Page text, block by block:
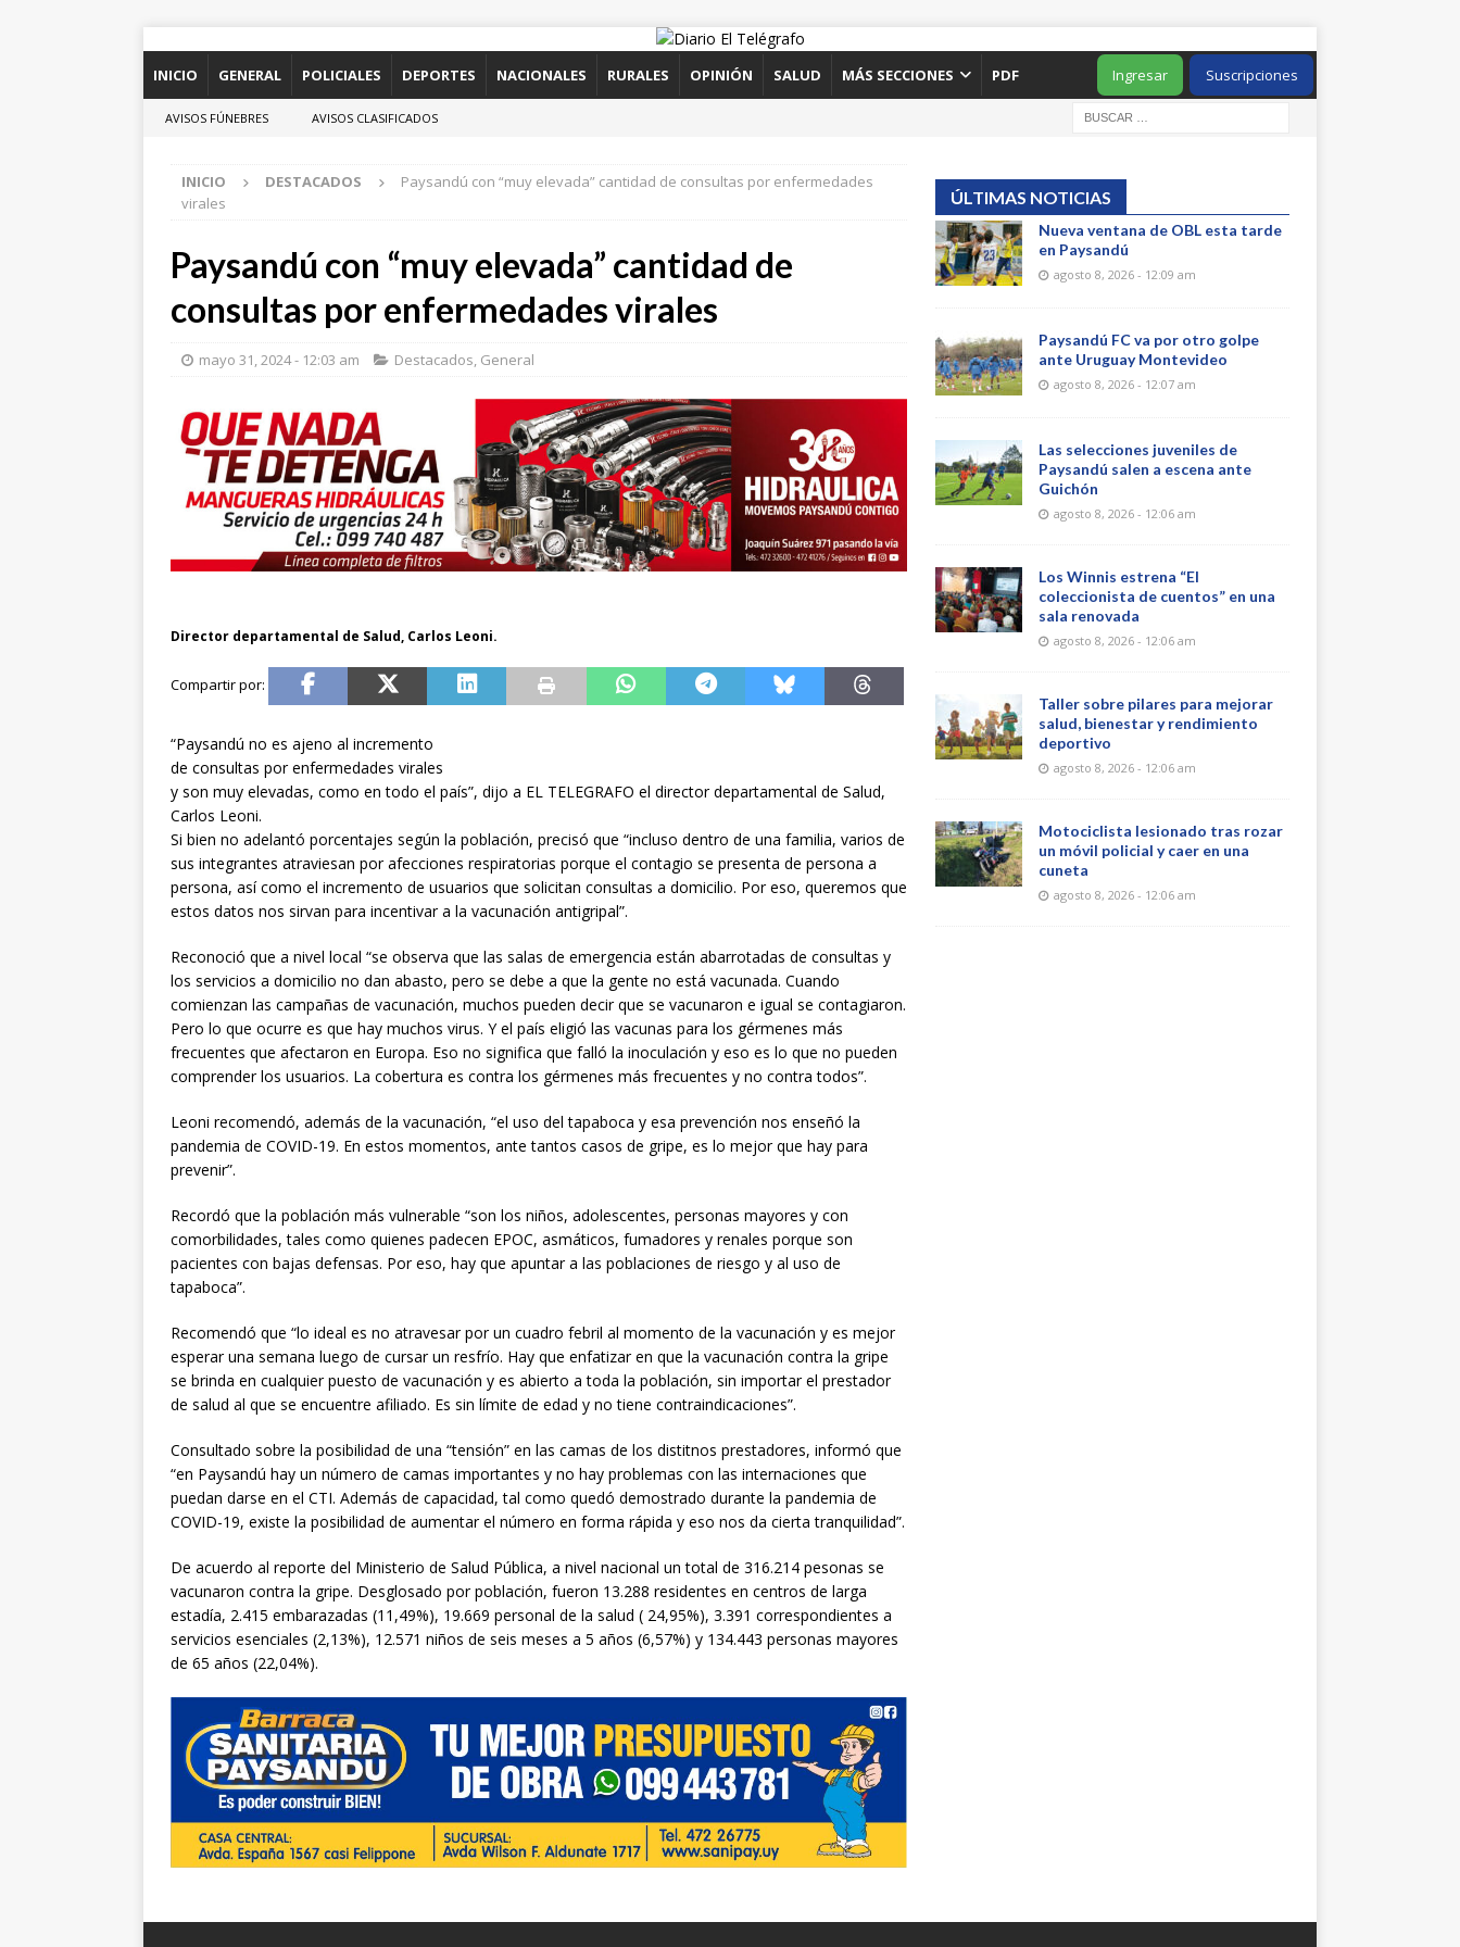
INICIO GENERAL POLICIALES DEPORTES NACIONALES RURALES OPINIÓN SALUD MÁS SECCIONES PDF Suscripciones
Ingresar
AVISOS FÚNEBRES AVISOS CLASIFICADOS
INICIO DESTACADOS
Paysandú con “muy elevada” cantidad de consultas por enfermedades
virales
Paysandú con “muy elevada” cantidad de
consultas por enfermedades virales
mayo 31, 2024 - 12:03 am Destacados, General
Director departamental de Salud, Carlos Leoni.
“Paysandú no es ajeno al incremento
de consultas por enfermedades virales
y son muy elevadas, como en todo el país”, dijo a EL TELEGRAFO el director departamental de Salud,
Carlos Leoni.
Si bien no adelantó porcentajes según la población, precisó que “incluso dentro de una familia, varios de
sus integrantes atraviesan por afecciones respiratorias porque el contagio se presenta de persona a
persona, así como el incremento de usuarios que solicitan consultas a domicilio. Por eso, queremos que
estos datos nos sirvan para incentivar a la vacunación antigripal”.
Reconoció que a nivel local “se observa que las salas de emergencia están abarrotadas de consultas y
los servicios a domicilio no dan abasto, pero se debe a que la gente no está vacunada. Cuando
comienzan las campañas de vacunación, muchos pueden decir que se vacunaron e igual se contagiaron.
Pero lo que ocurre es que hay muchos virus. Y el país eligió las vacunas para los gérmenes más
frecuentes que afectaron en Europa. Eso no significa que falló la inoculación y eso es lo que no pueden
comprender los usuarios. La cobertura es contra los gérmenes más frecuentes y no contra todos”.
Leoni recomendó, además de la vacunación, “el uso del tapaboca y esa prevención nos enseñó la
pandemia de COVID-19. En estos momentos, ante tantos casos de gripe, es lo mejor que hay para
prevenir”.
Recordó que la población más vulnerable “son los niños, adolescentes, personas mayores y con
comorbilidades, tales como quienes padecen EPOC, asmáticos, fumadores y renales porque son
pacientes con bajas defensas. Por eso, hay que apuntar a las poblaciones de riesgo y al uso de
tapaboca”.
Recomendó que “lo ideal es no atravesar por un cuadro febril al momento de la vacunación y es mejor
esperar una semana luego de cursar un resfrío. Hay que enfatizar en que la vacunación contra la gripe
se brinda en cualquier puesto de vacunación y es abierto a toda la población, sin importar el prestador
de salud al que se encuentre afiliado. Es sin límite de edad y no tiene contraindicaciones”.
Consultado sobre la posibilidad de una “tensión” en las camas de los distitnos prestadores, informó que
“en Paysandú hay un número de camas importantes y no hay problemas con las internaciones que
puedan darse en el CTI. Además de capacidad, tal como quedó demostrado durante la pandemia de
COVID-19, existe la posibilidad de aumentar el número en forma rápida y eso nos da cierta tranquilidad”.
De acuerdo al reporte del Ministerio de Salud Pública, a nivel nacional un total de 316.214 pesonas se
vacunaron contra la gripe. Desglosado por población, fueron 13.288 residentes en centros de larga
estadía, 2.415 embarazadas (11,49%), 19.669 personal de la salud ( 24,95%), 3.391 correspondientes a
servicios esenciales (2,13%), 12.571 niños de seis meses a 5 años (6,57%) y 134.443 personas mayores
de 65 años (22,04%).
ÚLTIMAS NOTICIAS
Nueva ventana de OBL esta tarde
en Paysandú
agosto 8, 2026 - 12:09 am
Paysandú FC va por otro golpe
ante Uruguay Montevideo
agosto 8, 2026 - 12:07 am
Las selecciones juveniles de
Paysandú salen a escena ante
Guichón
agosto 8, 2026 - 12:06 am
Los Winnis estrena “El
coleccionista de cuentos” en una
sala renovada
agosto 8, 2026 - 12:06 am
Taller sobre pilares para mejorar
salud, bienestar y rendimiento
deportivo
agosto 8, 2026 - 12:06 am
Motociclista lesionado tras rozar
un móvil policial y caer en una
cuneta
agosto 8, 2026 - 12:06 am